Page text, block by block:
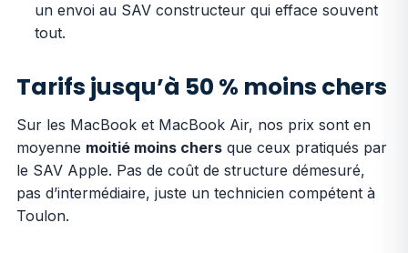
un envoi au SAV constructeur qui efface souvent
tout.
Tarifs jusqu’à 50 % moins chers
Sur les MacBook et MacBook Air, nos prix sont en
moyenne moitié moins chersque ceux pratiqués par
le SAV Apple. Pas de coût de structure démesuré,
pas d’intermédiaire, juste un technicien compétent à
Toulon.